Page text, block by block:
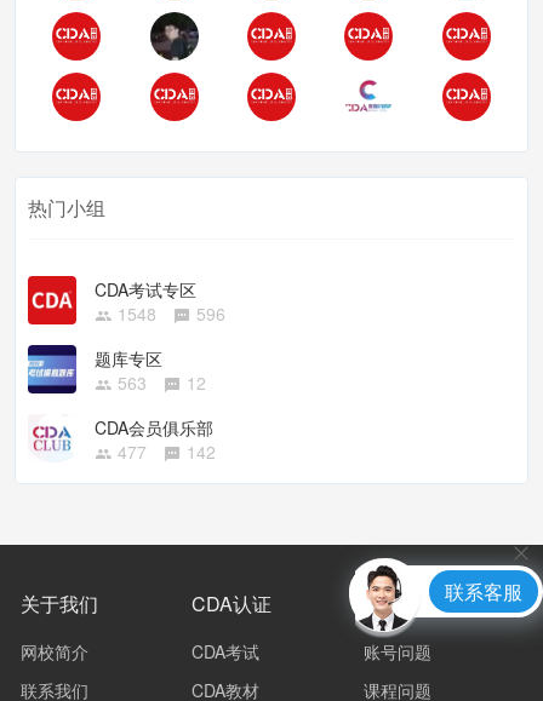
热门小组
CDA考试专区
1548
596
题库专区
563
12
CDA会员俱乐部
477
142
关于我们
网校简介
联系我们
CDA认证
CDA考试
CDA教材
常见问题
账号问题
课程问题
联系客服